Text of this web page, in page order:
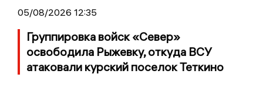
05/08/2026 12:35
Группировка войск «Север»
освободила Рыжевку, откуда ВСУ
атаковали курский поселок Теткино